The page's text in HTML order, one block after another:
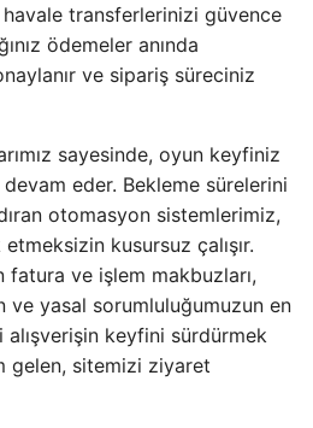
transferlerinizi güvence
ödemeler anında
ve sipariş süreciniz
sayesinde, oyun keyfiniz
devam eder. Bekleme sürelerini
otomasyon sistemlerimiz,
kusursuz çalışır.
fatura ve işlem makbuzları,
ve yasal sorumluluğumuzun en
alışverişin keyfini sürdürmek
gelen, sitemizi ziyaret